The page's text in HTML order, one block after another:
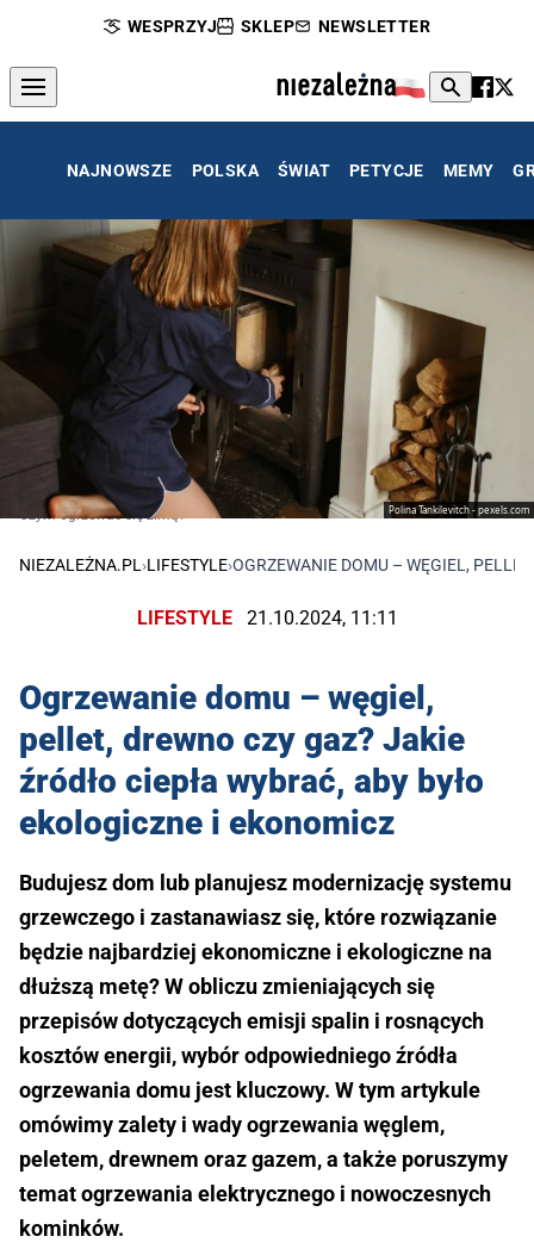
WESPRZYJ SKLEP NEWSLETTER
NAJNOWSZE POLSKA ŚWIAT PETYCJE MEMY
Polina Tankilevitch - pexels.com
Czym ogrzewać się zimą?
NIEZALEŻNA.PL ›LIFESTYLE›OGRZEWANIE DOMU – WĘGIEL,
LIFESTYLE 21.10.2024, 11:11
Ogrzewanie domu – węgiel,
pellet, drewno czy gaz? Jakie
źródło ciepła wybrać, aby było
ekologiczne i ekonomicz
Budujesz dom lub planujesz modernizację systemu
grzewczego i zastanawiasz się, które rozwiązanie
będzie najbardziej ekonomiczne i ekologiczne na
dłuższą metę? W obliczu zmieniających się
przepisów dotyczących emisji spalin i rosnących
kosztów energii, wybór odpowiedniego źródła
ogrzewania domu jest kluczowy. W tym artykule
omówimy zalety i wady ogrzewania węglem,
peletem, drewnem oraz gazem, a także poruszymy
temat ogrzewania elektrycznego i nowoczesnych
kominków.